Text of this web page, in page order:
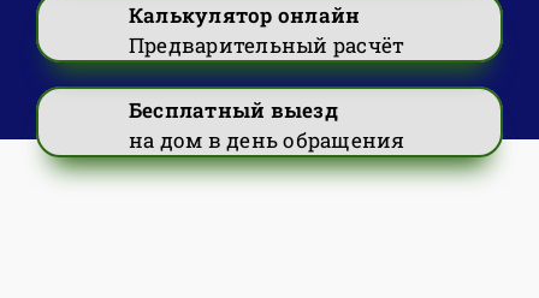
Калькулятор онлайн
Предварительный расчёт
Бесплатный выезд
на дом в день обращения